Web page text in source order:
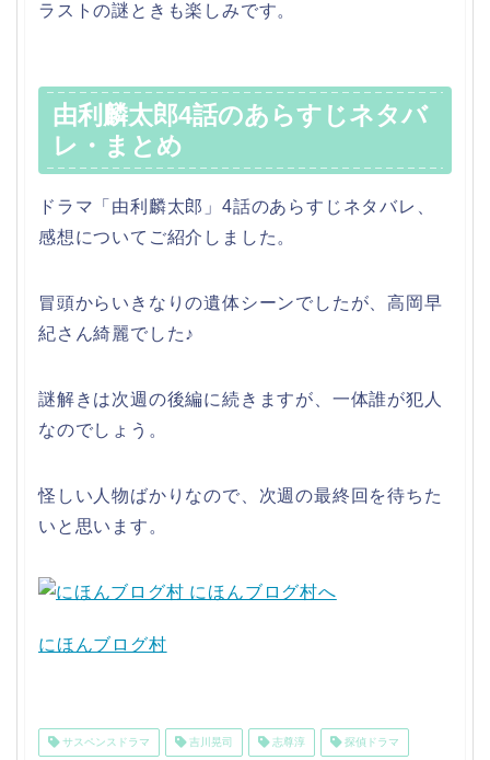
ラストの謎ときも楽しみです。
由利麟太郎4話のあらすじネタバ
レ・まとめ
ドラマ「由利麟太郎」4話のあらすじネタバレ、
感想についてご紹介しました。
冒頭からいきなりの遺体シーンでしたが、高岡早
紀さん綺麗でした♪
謎解きは次週の後編に続きますが、一体誰が犯人
なのでしょう。
怪しい人物ばかりなので、次週の最終回を待ちた
いと思います。
にほんブログ村
サスペンスドラマ 吉川晃司 志尊淳 探偵ドラマ